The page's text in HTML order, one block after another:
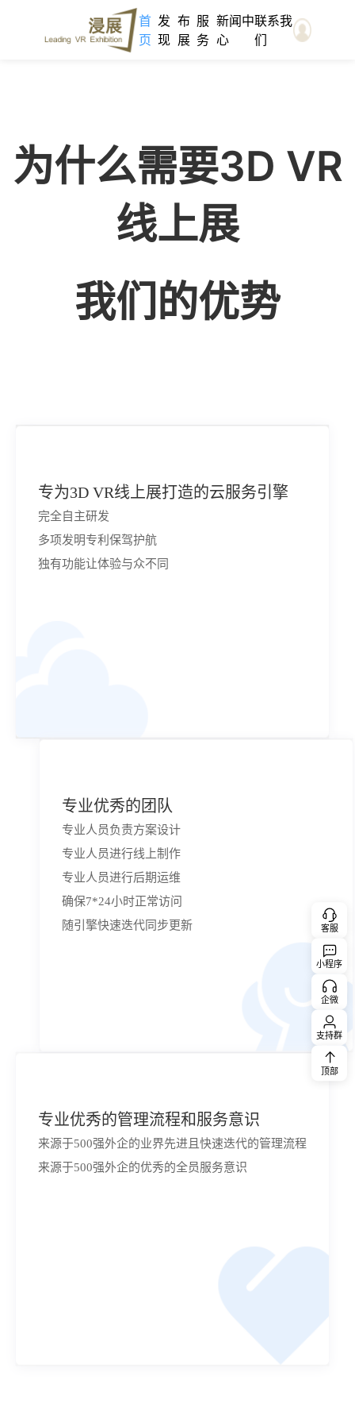
首
页
发
现
布
展
服
务
新闻中
心
联系我
们
极简线上展览搭建平台
为什么需要3D VR
线上展
我们的优势
专为3D VR线上展打造的云服务引擎
完全自主研发
多项发明专利保驾护航
独有功能让体验与众不同
专业优秀的团队
专业人员负责方案设计
专业人员进行线上制作
专业人员进行后期运维
确保7*24小时正常访问
随引擎快速迭代同步更新
专业优秀的管理流程和服务意识
来源于500强外企的业界先进且快速迭代的管理流程
来源于500强外企的优秀的全员服务意识
客服
小程序
企微
支持群
顶部